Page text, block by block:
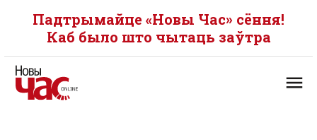
Падтрымайце «Новы Час» сёння!
Каб было што чытаць заўтра